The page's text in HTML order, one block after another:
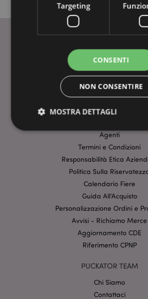
INFORMAZIONI
Dati Del Prodotto
FAQ-Domande Frequenti
Tariffe di Consegna
Metodi di Pagamento
Agenti
Termini e Condizioni
Responsabilità Etica
Politica Sulla
Calendario Fiere
Guida All'Acquisto
Personalizzazione Ordini e
Avvisi - Richiamo Merce
Aggiornamento CDE
Riferimento CPNP
PUCKATOR TEAM
Chi Siamo
Contattaci
Targeting
CONSENTI
NON CONSENTIRE
MOSTRA DETTAGLI
Strettamente necessario
Targeting
Funzionalità
I cookie strettamente necessari
propria area riservata e gestione
internet non può essere utilizzato